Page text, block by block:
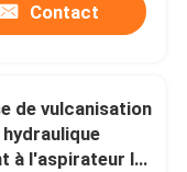
Contact
de vulcanisation
à l'aspirateur la